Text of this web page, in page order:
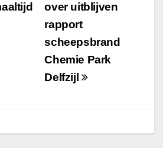
over uitblijven
rapport
scheepsbrand
Chemie Park
Delfzijl